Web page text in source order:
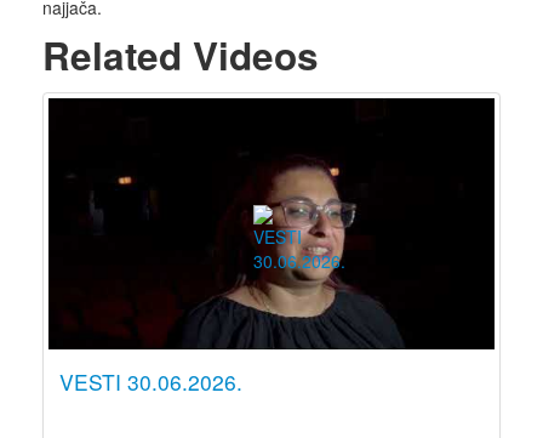
najjača.
Related Videos
VESTI 30.06.2026.